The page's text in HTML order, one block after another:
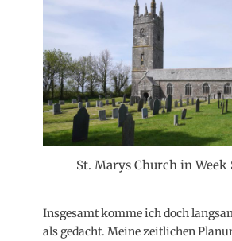
St. Marys Church in Week
Insgesamt komme ich doch
als gedacht. Meine zeitlichen